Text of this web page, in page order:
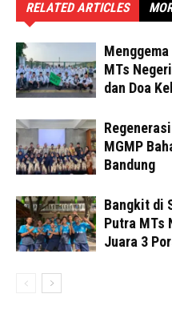
RELATED ARTICLES
MTs
dan Doa
MGMP
Bandung
Bangkit di
Putra MTs
Juara 3